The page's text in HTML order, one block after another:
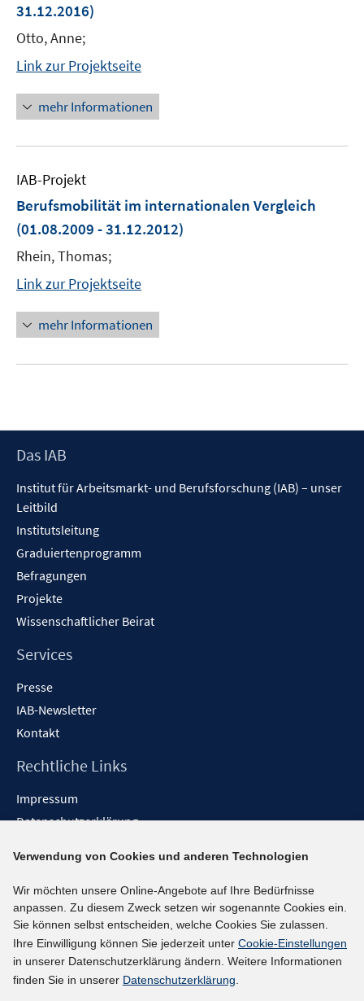
31.12.2016)
Otto, Anne;
Link zur Projektseite
mehr Informationen
IAB-Projekt
Berufsmobilität im internationalen Vergleich
(01.08.2009 - 31.12.2012)
Rhein, Thomas;
Link zur Projektseite
mehr Informationen
Footer
Das IAB
Institut für Arbeitsmarkt- und Berufsforschung (IAB) – unser
Leitbild
Institutsleitung
Graduiertenprogramm
Befragungen
Projekte
Wissenschaftlicher Beirat
Services
Presse
IAB-Newsletter
Kontakt
Rechtliche Links
Impressum
Datenschutzerklärung
Barrieren melden
Social-Media-Kanäle
BlueSky
YouTube
LinkedIn
Verwendung von Cookies und anderen Technologien
Wir möchten unsere Online-Angebote auf Ihre Bedürfnisse
anpassen. Zu diesem Zweck setzen wir sogenannte Cookies ein.
Sie können selbst entscheiden, welche Cookies Sie zulassen.
Ihre Einwilligung können Sie jederzeit unter Cookie-Einstellungen
in unserer Datenschutzerklärung ändern. Weitere Informationen
finden Sie in unserer Datenschutzerklärung.